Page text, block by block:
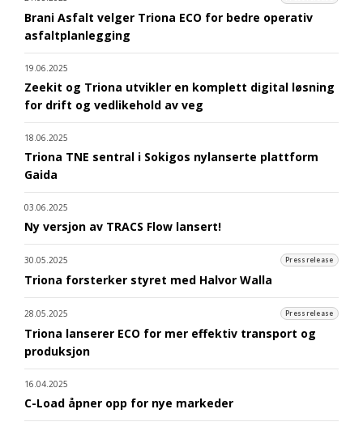
Brani Asfalt velger Triona ECO for bedre operativ
asfaltplanlegging
19.06.2025
Zeekit og Triona utvikler en komplett digital løsning
for drift og vedlikehold av veg
18.06.2025
Triona TNE sentral i Sokigos nylanserte plattform
Gaida
03.06.2025
Ny versjon av TRACS Flow lansert!
30.05.2025 Pressrelease
Triona forsterker styret med Halvor Walla
28.05.2025 Pressrelease
Triona lanserer ECO for mer effektiv transport og
produksjon
16.04.2025
C-Load åpner opp for nye markeder